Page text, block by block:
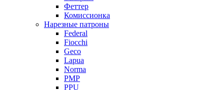
Феттер
Комиссионка
Нарезные патроны
Federal
Fiocchi
Geco
Lapua
Norma
PMP
PPU